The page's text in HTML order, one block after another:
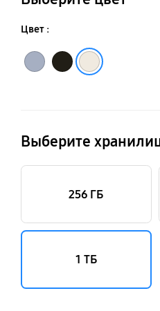
Цвет :
Выберите
256 ГБ
1 ТБ